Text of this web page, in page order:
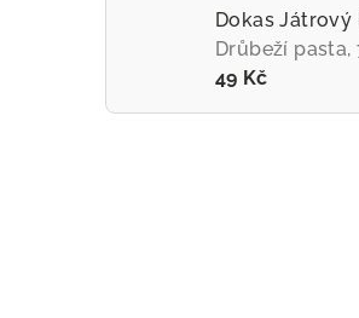
Drůbeží pasta,
49 Kč